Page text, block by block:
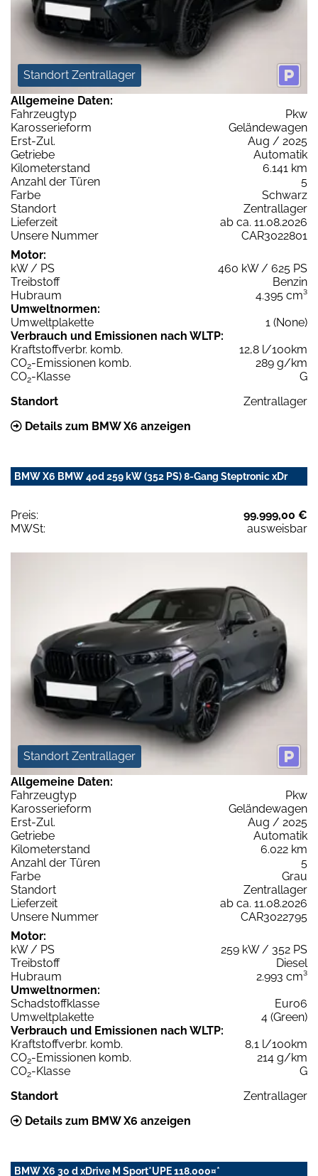
Standort Zentrallager
Allgemeine Daten:
Fahrzeugtyp
Pkw
Karosserieform
Geländewagen
Erst-Zul.
Aug / 2025
Getriebe
Automatik
Kilometerstand
6.141 km
Anzahl der Türen
5
Farbe
Schwarz
Standort
Zentrallager
Lieferzeit
ab ca. 11.08.2026
Unsere Nummer
CAR3022801
Motor:
kW / PS
460 kW / 625 PS
Treibstoff
Benzin
Hubraum
4.395 cm³
Umweltnormen:
Umweltplakette
1 (None)
Verbrauch und Emissionen nach WLTP:
Kraftstoffverbr. komb.
12,8 l/100km
CO2-Emissionen komb.
289 g/km
CO2-Klasse
G
Standort
Zentrallager
Details zum BMW X6 anzeigen
BMW X6 BMW 40d 259 kW (352 PS) 8-Gang Steptronic xDr
Preis:
99.999,00 €
MWSt:
ausweisbar
Standort Zentrallager
Allgemeine Daten:
Fahrzeugtyp
Pkw
Karosserieform
Geländewagen
Erst-Zul.
Aug / 2025
Getriebe
Automatik
Kilometerstand
6.022 km
Anzahl der Türen
5
Farbe
Grau
Standort
Zentrallager
Lieferzeit
ab ca. 11.08.2026
Unsere Nummer
CAR3022795
Motor:
kW / PS
259 kW / 352 PS
Treibstoff
Diesel
Hubraum
2.993 cm³
Umweltnormen:
Schadstoffklasse
Euro6
Umweltplakette
4 (Green)
Verbrauch und Emissionen nach WLTP:
Kraftstoffverbr. komb.
8,1 l/100km
CO2-Emissionen komb.
214 g/km
CO2-Klasse
G
Standort
Zentrallager
Details zum BMW X6 anzeigen
BMW X6 30 d xDrive M Sport*UPE 118.000¤*